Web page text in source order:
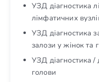
УЗД діагностика
лімфатичних
УЗД діагностика
залози у жінок та
УЗД діагностика /
голови